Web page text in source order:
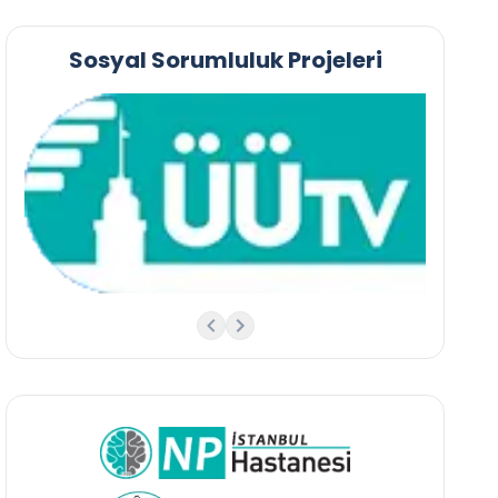
Sosyal Sorumluluk Projeleri